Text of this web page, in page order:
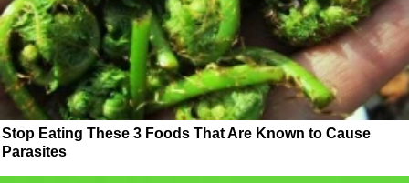
Stop Eating These 3 Foods That Are Known to Cause
Parasites